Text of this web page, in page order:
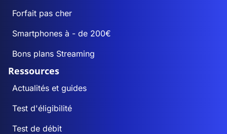
Forfait pas cher
Smartphones à - de 200€
Bons plans Streaming
Ressources
Actualités et guides
Test d'éligibilité
Test de débit